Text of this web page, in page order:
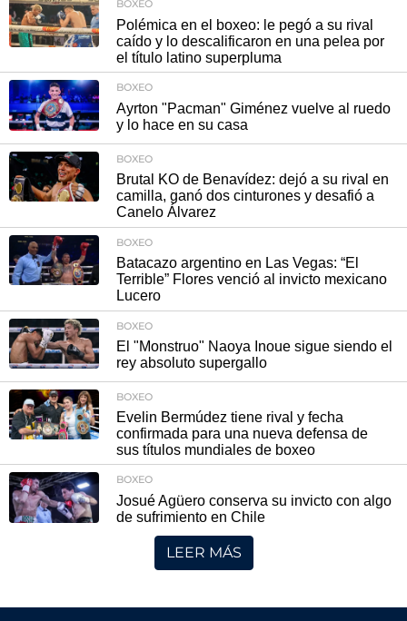
BOXEO
Polémica en el boxeo: le pegó a su rival
caído y lo descalificaron en una pelea por
el título latino superpluma
BOXEO
Ayrton "Pacman" Giménez vuelve al ruedo
y lo hace en su casa
BOXEO
Brutal KO de Benavídez: dejó a su rival en
camilla, ganó dos cinturones y desafió a
Canelo Álvarez
BOXEO
Batacazo argentino en Las Vegas: “El
Terrible” Flores venció al invicto mexicano
Lucero
BOXEO
El "Monstruo" Naoya Inoue sigue siendo el
rey absoluto supergallo
BOXEO
Evelin Bermúdez tiene rival y fecha
confirmada para una nueva defensa de
sus títulos mundiales de boxeo
BOXEO
Josué Agüero conserva su invicto con algo
de sufrimiento en Chile
LEER MÁS